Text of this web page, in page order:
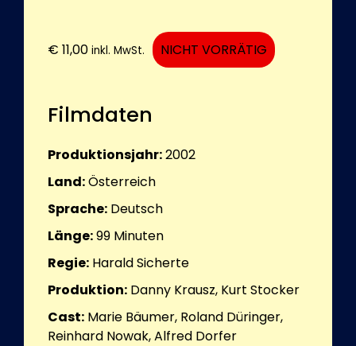
€ 11,00 inkl. MwSt. NICHT VORRÄTIG
Filmdaten
Produktionsjahr:2002
Land:Österreich
Sprache: Deutsch
Länge:99 Minuten
Regie: Harald Sicherte
Produktion: Danny Krausz, Kurt Stocker
Cast: Marie Bäumer, Roland Düringer,
Reinhard Nowak, Alfred Dorfer